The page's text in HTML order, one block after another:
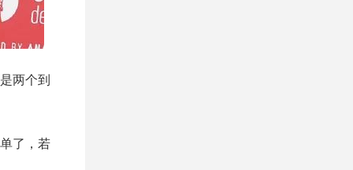
两个到
了，若